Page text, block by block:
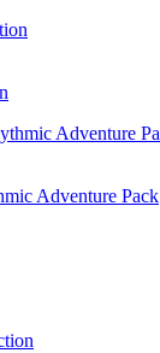
Adventure Pack